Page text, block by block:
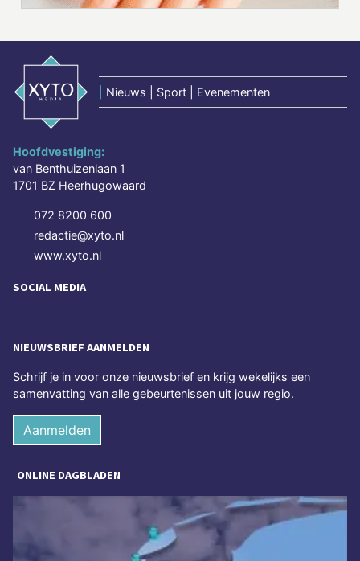
Nieuws | Sport | Evenementen
Hoofdvestiging:
van Benthuizenlaan 1
1701 BZ Heerhugowaard
072 8200 600
redactie@xyto.nl
www.xyto.nl
SOCIAL MEDIA
NIEUWSBRIEF AANMELDEN
Schrijf je in voor onze nieuwsbrief en krijg wekelijks een
samenvatting van alle gebeurtenissen uit jouw regio.
Aanmelden
ONLINE DAGBLADEN